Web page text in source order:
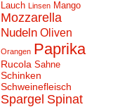
Lauch Linsen Mango
Mozzarella
Nudeln Oliven
Orangen Paprika
Rucola Sahne
Schinken
Schweinefleisch
Spargel Spinat